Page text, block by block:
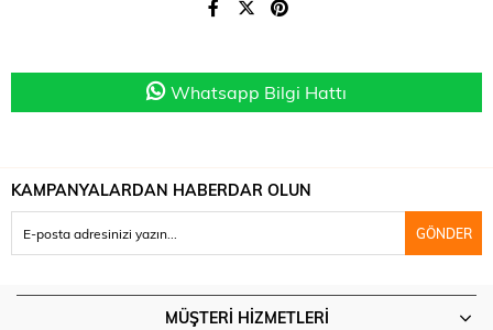
Whatsapp Bilgi Hattı
KAMPANYALARDAN HABERDAR OLUN
GÖNDER
MÜŞTERI HIZMETLERI